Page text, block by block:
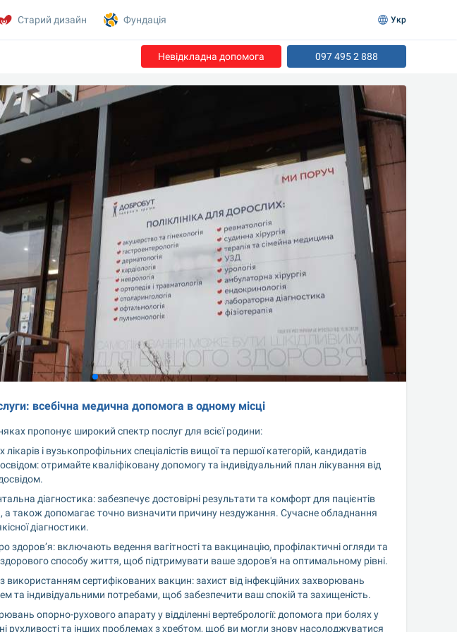
Невідкладна допомога 097 495 2 888
всебічна медична допомога в одному місці
пропонує широкий спектр послуг для всієї родини:
лікарів і вузькопрофільних спеціалістів вищої та першої категорій, кандидатів
отримайте кваліфіковану допомогу та індивідуальний план лікування від
діагностика: забезпечує достовірні результати та комфорт для пацієнтів
а також допомагає точно визначити причину нездужання. Сучасне обладнання
діагностики.
здоров’я: включають ведення вагітності та вакцинацію, профілактичні огляди та
способу життя, щоб підтримувати ваше здоров'я на оптимальному рівні.
використанням сертифікованих вакцин: захист від інфекційних захворювань
та індивідуальними потребами, щоб забезпечити ваш спокій та захищеність.
опорно-рухового апарату у відділенні вертебрології: допомога при болях у
рухливості та інших проблемах з хребтом, щоб ви могли знову насолоджуватися
Старий дизайн Фундація Укр